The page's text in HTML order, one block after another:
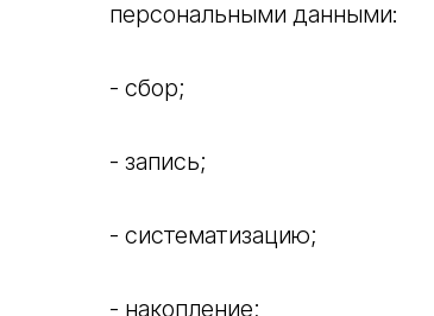
персональными данными:
- сбор;
- запись;
- систематизацию;
- накопление;